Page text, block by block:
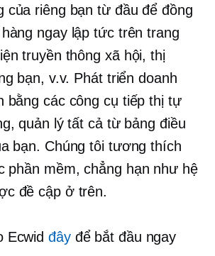
của riêng bạn từ đầu để đồng
ngay lập tức trên trang
truyền thông xã hội, thị
bạn, v.v. Phát triển doanh
bằng các công cụ tiếp thị tự
quản lý tất cả từ bảng điều
bạn. Chúng tôi tương thích
phần mềm, chẳng hạn như hệ
đề cập ở trên.
Ecwid đâyđể bắt đầu ngay